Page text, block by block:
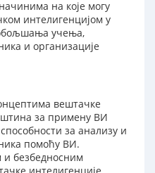
на које могу
интелигенцијом у
учења,
и организације
вештачке
за примену ВИ
за анализу и
помоћу ВИ.
и безбедносним